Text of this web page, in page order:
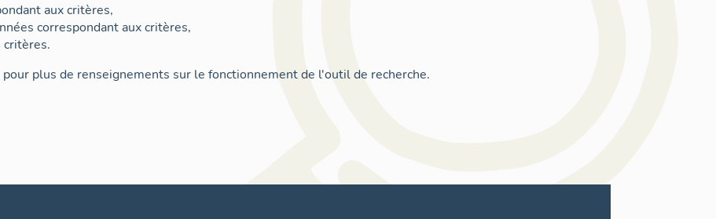
aux critères,
correspondant aux critères,
critères.
pour plus de renseignements sur le fonctionnement de l'outil de recherche.